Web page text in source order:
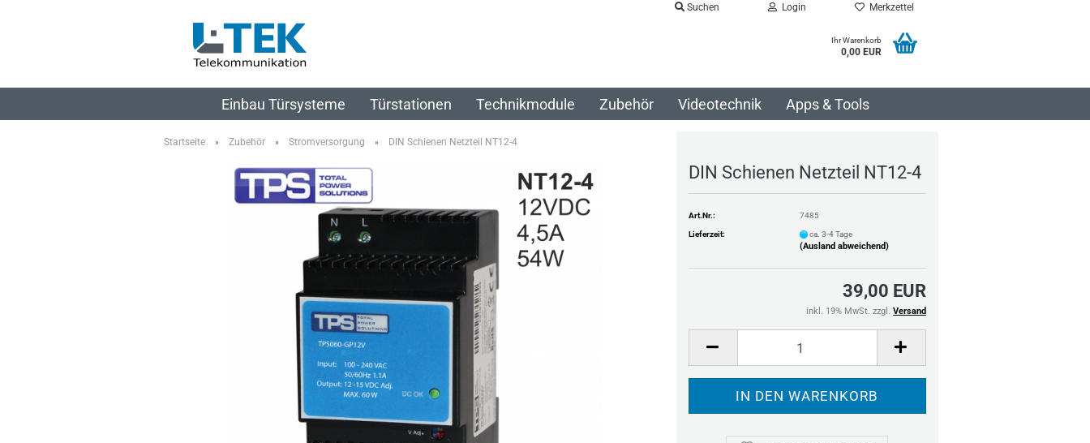
Suchen Login Merkzettel
Ihr Warenkorb
0,00 EUR
Einbau Türsysteme Türstationen Technikmodule Zubehör Videotechnik Apps & Tools
Startseite » Zubehör » Stromversorgung » DIN Schienen Netzteil NT12-4
DIN Schienen Netzteil NT12-4
Art.Nr.: 7485
Lieferzeit: ca. 3-4 Tage
(Ausland abweichend)
39,00 EUR
inkl. 19% MwSt. zzgl. Versand